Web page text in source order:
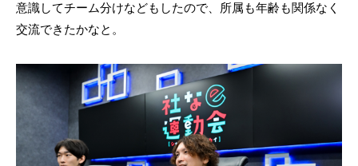
意識してチーム分けなどもしたので、所属も年齢も関係なく
交流できたかなと。